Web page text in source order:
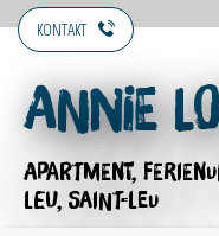
KONTAKT
Annie
APARTMENT,
LEU, SAINT-LEU